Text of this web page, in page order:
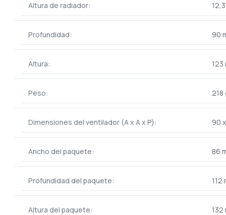
Altura de radiador:
Profundidad: 90
Altura: 123
Peso: 218
Dimensiones del ventilador (A x A x P): 90
Ancho del paquete: 86
Profundidad del paquete: 112
Altura del paquete: 132